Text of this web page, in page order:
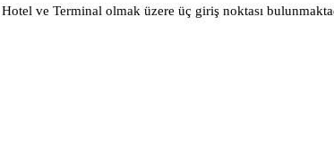
ve Terminal olmak üzere üç giriş noktası